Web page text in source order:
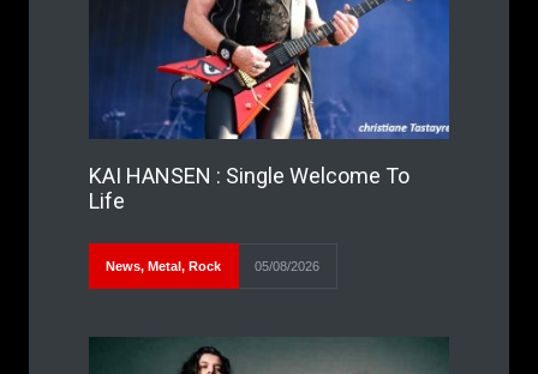
KAI HANSEN : Single Welcome To
Life
News, Metal , Rock 05/08/2026